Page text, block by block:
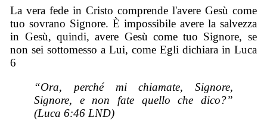
La vera fede in Cristo comprende l'avere Gesù come
tuo sovrano Signore. È impossibile avere la salvezza
in Gesù, quindi, avere Gesù come tuo Signore, se
non sei sottomesso a Lui, come Egli dichiara in Luca
6
“Ora, perché mi chiamate, Signore,
Signore, e non fate quello che dico?”
(Luca 6:46 LND)